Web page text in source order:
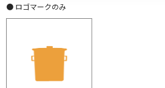
● ロゴマークのみ